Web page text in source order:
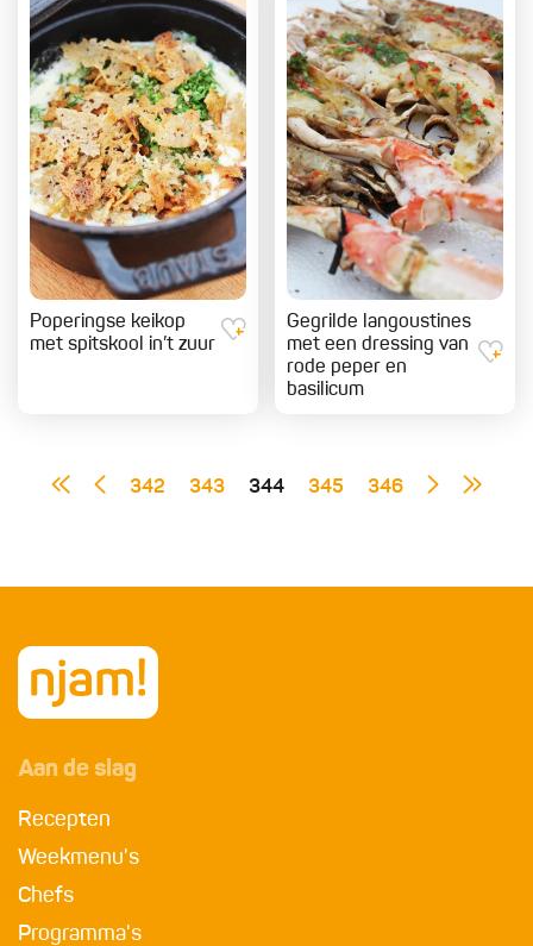
Poperingse keikop
met spitskool in’t zuur
Gegrilde langoustines
met een dressing van
rode peper en
basilicum
342 343 344 345 346
Aan de slag
Recepten
Weekmenu's
Chefs
Programma's